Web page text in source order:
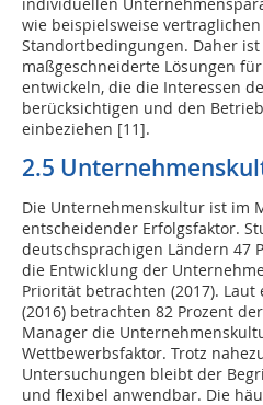
individuellen
wie beispielsweise
Standortbedingungen. Daher
maßgeschneiderte Lösungen
entwickeln, die die Interessen
berücksichtigen und den
einbeziehen [11].
2.5
Die Unternehmenskultur ist im
entscheidender Erfolgsfaktor.
deutschsprachigen Ländern 47
die Entwicklung der
Priorität betrachten (2017).
(2016) betrachten 82 Prozent
Manager die
Wettbewerbsfaktor. Trotz
Untersuchungen bleibt der
und flexibel anwendbar. Die